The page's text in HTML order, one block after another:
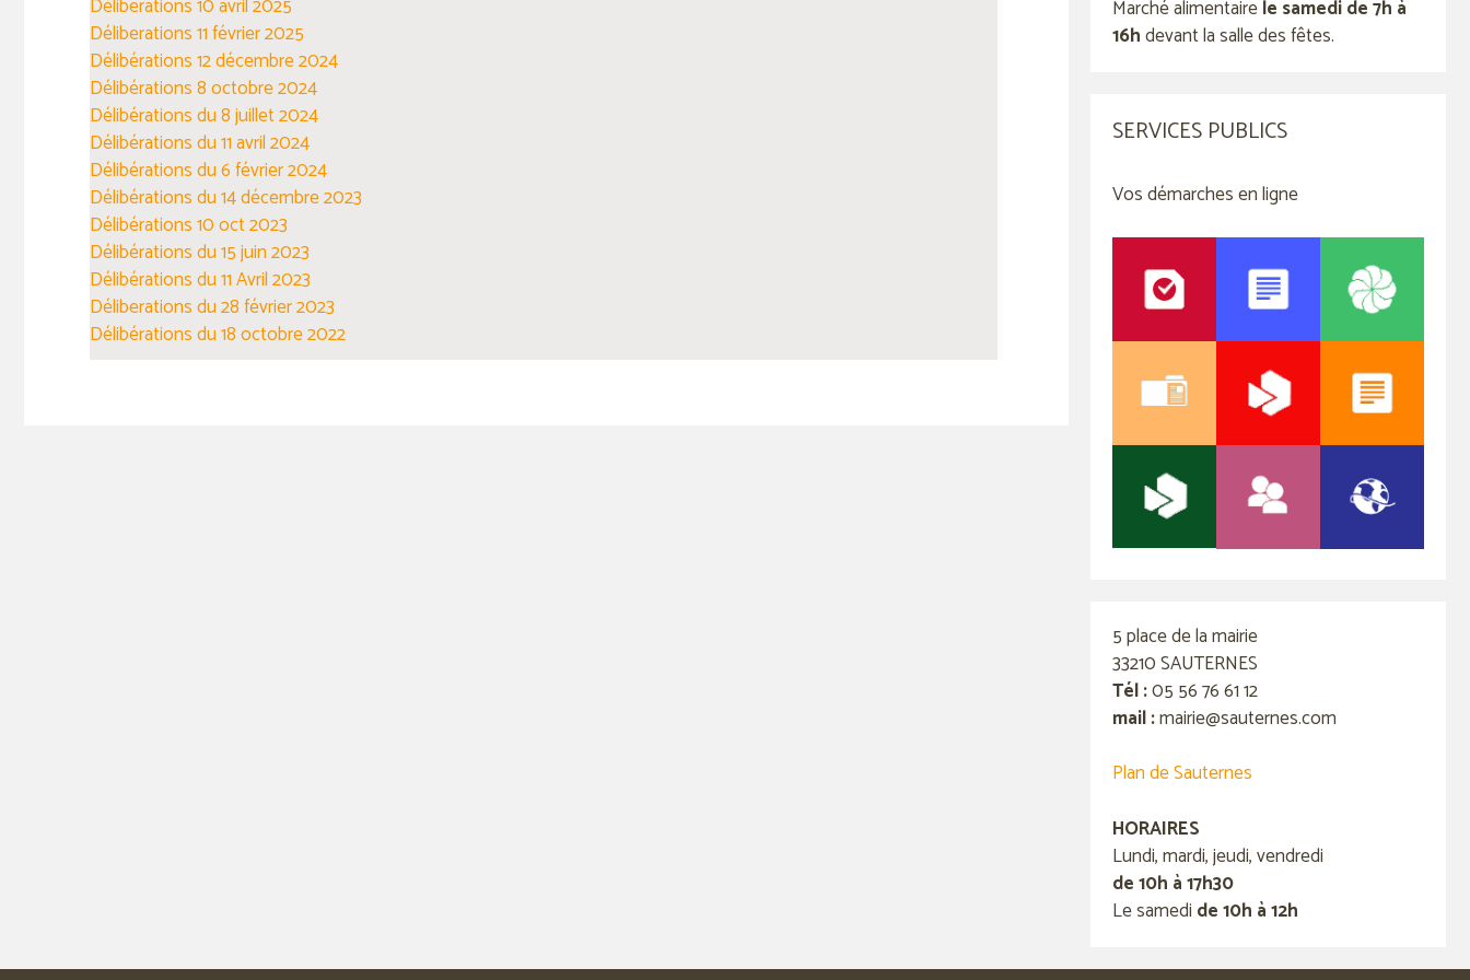
Déliberations 10 avril 2025
Déliberations 11 février 2025
Délibérations 12 décembre 2024
Délibérations 8 octobre 2024
Délibérations du 8 juillet 2024
Délibérations du 11 avril 2024
Délibérations du 6 février 2024
Délibérations du 14 décembre 2023
Délibérations 10 oct 2023
Délibérations du 15 juin 2023
Délibérations du 11 Avril 2023
Déliberations du 28 février 2023
Délibérations du 18 octobre 2022
Marché alimentairele samedi de 7h à
16hdevant la salle des fêtes.
SERVICES PUBLICS
Vos démarches en ligne
5 place de la mairie
33210 SAUTERNES
Tél :05 56 76 61 12
mail :mairie@sauternes.com
Plan de Sauternes
HORAIRES
Lundi, mardi, jeudi, vendredi
de 10h à 17h30
Le samedi de 10h à 12h